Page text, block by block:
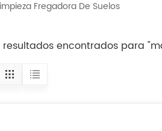
Fregadora De Suelos
resultados encontrados para